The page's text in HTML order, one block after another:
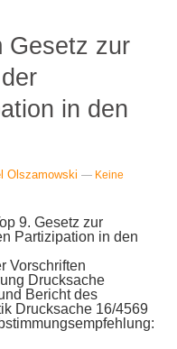
Gesetz zur
in den
Olszamowski — Keine
9. Gesetz zur
Partizipation in den
Vorschriften
Drucksache
Bericht des
Drucksache 16/4569